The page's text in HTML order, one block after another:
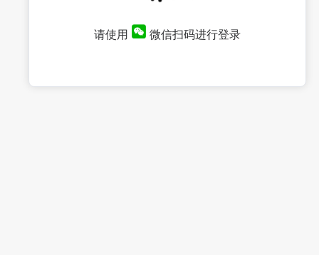
请使用 微信扫码进行登录